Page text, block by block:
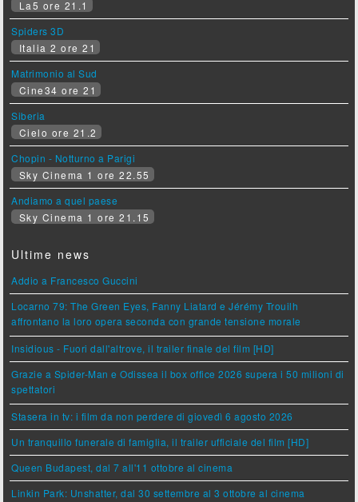
La5 ore 21.1
Spiders 3D
Italia 2 ore 21
Matrimonio al Sud
Cine34 ore 21
Siberia
Cielo ore 21.2
Chopin - Notturno a Parigi
Sky Cinema 1 ore 22.55
Andiamo a quel paese
Sky Cinema 1 ore 21.15
Ultime news
Addio a Francesco Guccini
Locarno 79: The Green Eyes, Fanny Liatard e Jérémy Trouilh
affrontano la loro opera seconda con grande tensione morale
Insidious - Fuori dall'altrove, il trailer finale del film [HD]
Grazie a Spider-Man e Odissea il box office 2026 supera i 50 milioni di
spettatori
Stasera in tv: i film da non perdere di giovedì 6 agosto 2026
Un tranquillo funerale di famiglia, il trailer ufficiale del film [HD]
Queen Budapest, dal 7 all'11 ottobre al cinema
Linkin Park: Unshatter, dal 30 settembre al 3 ottobre al cinema